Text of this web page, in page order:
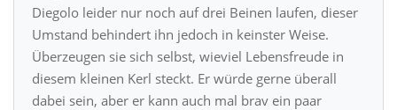
Diegolo leider nur noch auf drei Beinen laufen, dieser
Umstand behindert ihn jedoch in keinster Weise.
Überzeugen sie sich selbst, wieviel Lebensfreude in
diesem kleinen Kerl steckt. Er würde gerne überall
dabei sein, aber er kann auch mal brav ein paar